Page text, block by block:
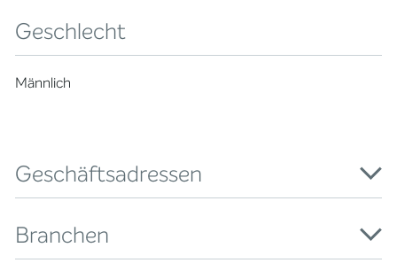
Geschlecht
Männlich
Geschäftsadressen
Branchen